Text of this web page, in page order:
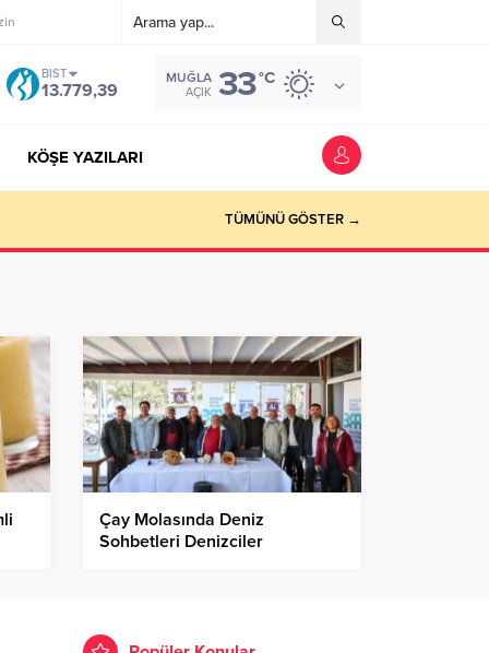
BIST
13.779,39
MUĞLA
AÇIK 33°C
KÖŞE YAZILARI
TÜMÜNÜ GÖSTER →
Çay Molasında Deniz
Sohbetleri Denizciler